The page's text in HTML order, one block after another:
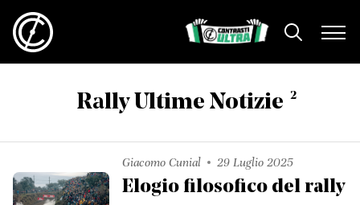
Rally Ultime Notizie 2
Giacomo Cunial 29 Luglio 2025
Elogio filosofico del rally